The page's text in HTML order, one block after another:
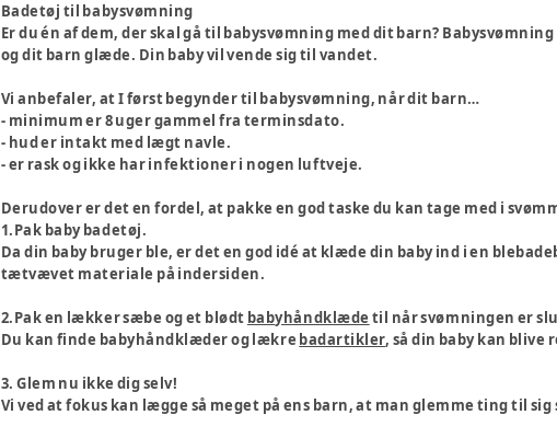
Badetøj til babysvømning
Er du én af dem, der skal gå til babysvømning med dit barn?
og dit barn glæde. Din baby vil vende sig til vandet.
Vi anbefaler, at I først begynder til babysvømning, når dit barn…
- minimum er 8 uger gammel fra terminsdato.
- hud er intakt med lægt navle.
- er rask og ikke har infektioner i nogen luftveje.
Derudover er det en fordel, at pakke en god taske du kan tage med i
1.Pak baby badetøj.
Da din baby bruger ble, er det en god idé at klæde din baby ind i en
tætvævet materiale på indersiden.
2.Pak en lækker sæbe og et blødt babyhåndklæde til når svømningen er
Du kan finde babyhåndklæder og lækre badartikler, så din baby kan blive
3. Glem nu ikke dig selv!
Vi ved at fokus kan lægge så meget på ens barn, at man glemme ting til